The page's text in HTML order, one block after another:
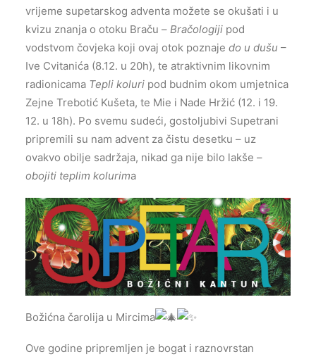
vrijeme supetarskog adventa možete se okušati i u
kvizu znanja o otoku Braču – Bračologiji pod
vodstvom čovjeka koji ovaj otok poznaje do u dušu –
Ive Cvitanića (8.12. u 20h), te atraktivnim likovnim
radionicama Tepli koluri pod budnim okom umjetnica
Zejne Trebotić Kušeta, te Mie i Nade Hržić (12. i 19.
12. u 18h). Po svemu sudeći, gostoljubivi Supetrani
pripremili su nam advent za čistu desetku – uz
ovakvo obilje sadržaja, nikad ga nije bilo lakše –
obojiti teplim kolurima
Božićna čarolija u Mircima
Ove godine pripremljen je bogat i raznovrstan